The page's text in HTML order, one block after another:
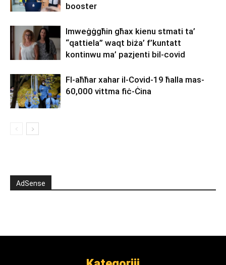
booster
Imweġġgħin għax kienu stmati ta’
“qattiela” waqt biża’ f’kuntatt
kontinwu ma’ pazjenti bil-covid
Fl-aħħar xahar il-Covid-19 ħalla mas-
60,000 vittma fiċ-Ċina
AdSense